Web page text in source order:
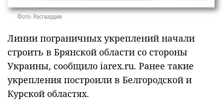
Фото: Росгвардия
Линии пограничных укреплений начали
строить в Брянской области со стороны
Украины, сообщило iarex.ru. Ранее такие
укрепления построили в Белгородской и
Курской областях.